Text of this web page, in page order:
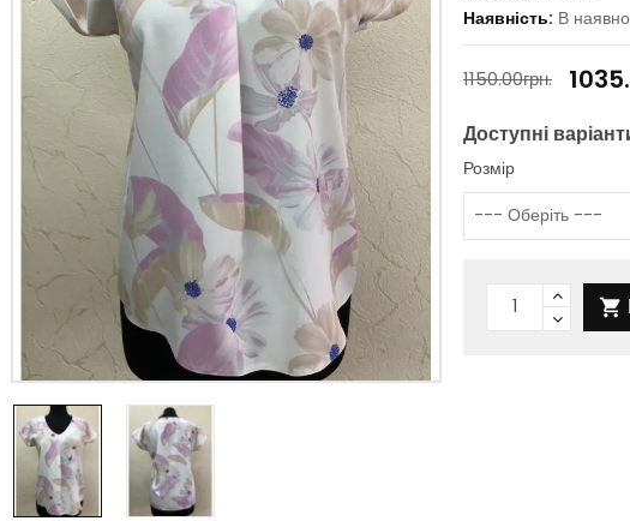
Наявність: В
1150.00грн.
Доступні
Розмір
